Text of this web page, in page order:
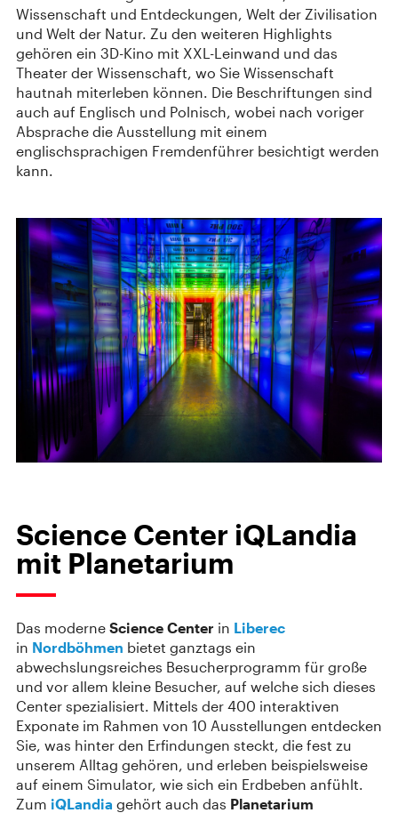
Wissenschaft und Entdeckungen, Welt der Zivilisation
und Welt der Natur. Zu den weiteren Highlights
gehören ein 3D-Kino mit XXL-Leinwand und das
Theater der Wissenschaft, wo Sie Wissenschaft
hautnah miterleben können. Die Beschriftungen sind
auch auf Englisch und Polnisch, wobei nach voriger
Absprache die Ausstellung mit einem
englischsprachigen Fremdenführer besichtigt werden
kann.
Science Center iQLandia
mit Planetarium
Das moderne Science Center in Liberec
in Nordböhmen bietet ganztags ein
abwechslungsreiches Besucherprogramm für große
und vor allem kleine Besucher, auf welche sich dieses
Center spezialisiert. Mittels der 400 interaktiven
Exponate im Rahmen von 10 Ausstellungen entdecken
Sie, was hinter den Erfindungen steckt, die fest zu
unserem Alltag gehören, und erleben beispielsweise
auf einem Simulator, wie sich ein Erdbeben anfühlt.
Zum iQLandia gehört auch das Planetarium